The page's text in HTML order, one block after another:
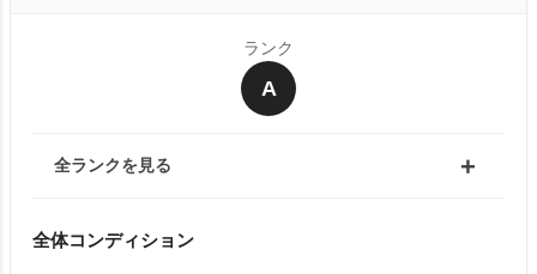
ランク
A
全ランクを見る
全体コンディション